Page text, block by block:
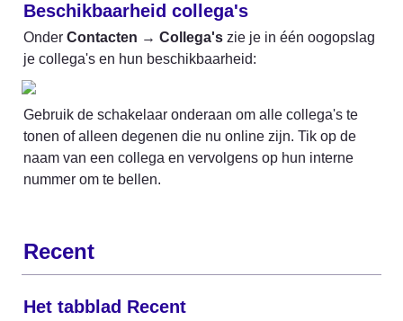
Beschikbaarheid collega's
Onder Contacten → Collega's zie je in één oogopslag
je collega's en hun beschikbaarheid:
Gebruik de schakelaar onderaan om alle collega's te
tonen of alleen degenen die nu online zijn. Tik op de
naam van een collega en vervolgens op hun interne
nummer om te bellen.
Recent
Het tabblad Recent